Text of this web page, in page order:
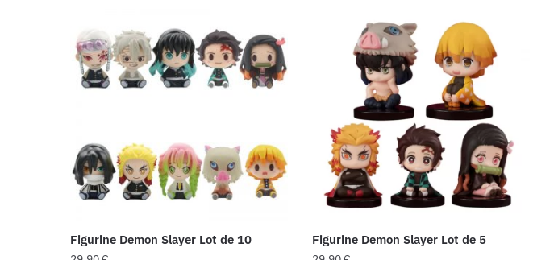
Figurine Demon Slayer Lot de 10 Figurine Demon Slayer Lot de 5